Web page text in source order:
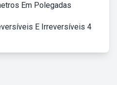
Em Polegadas
E Irreversíveis 4